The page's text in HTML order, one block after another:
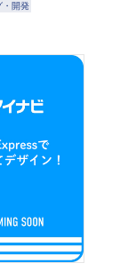
・開発